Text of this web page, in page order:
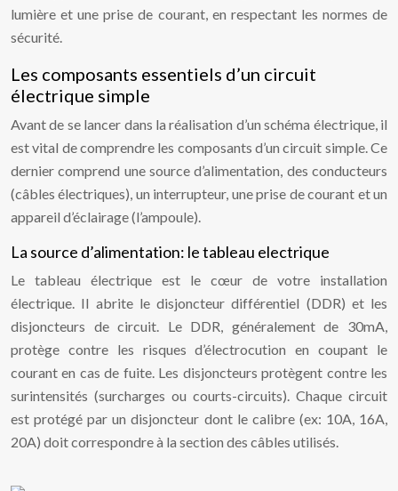
lumière et une prise de courant, en respectant les normes de
sécurité.
Les composants essentiels d’un circuit
électrique simple
Avant de se lancer dans la réalisation d’un schéma électrique, il
est vital de comprendre les composants d’un circuit simple. Ce
dernier comprend une source d’alimentation, des conducteurs
(câbles électriques), un interrupteur, une prise de courant et un
appareil d’éclairage (l’ampoule).
La source d’alimentation: le tableau electrique
Le tableau électrique est le cœur de votre installation
électrique. Il abrite le disjoncteur différentiel (DDR) et les
disjoncteurs de circuit. Le DDR, généralement de 30mA,
protège contre les risques d’électrocution en coupant le
courant en cas de fuite. Les disjoncteurs protègent contre les
surintensités (surcharges ou courts-circuits). Chaque circuit
est protégé par un disjoncteur dont le calibre (ex: 10A, 16A,
20A) doit correspondre à la section des câbles utilisés.